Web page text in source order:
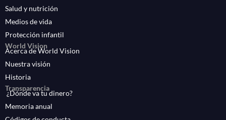
Salud y nutrición
Medios de vida
Protección infantil
World Vision
Acerca de World Vision
Nuestra visión
Historia
Transparencia
¿Dónde va tu dinero?
Memoria anual